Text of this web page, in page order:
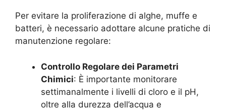
Per evitare la proliferazione di alghe, muffe e
batteri, è necessario adottare alcune pratiche di
manutenzione regolare:
Controllo Regolare dei Parametri
Chimici: È importante monitorare
settimanalmente i livelli di cloro e il pH,
oltre alla durezza dell’acqua e